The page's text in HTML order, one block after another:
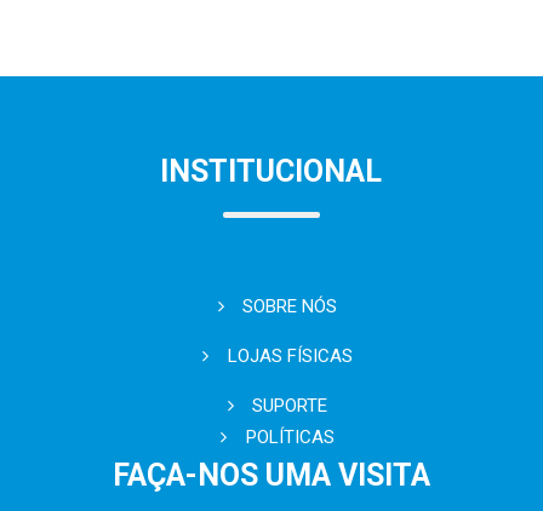
INSTITUCIONAL
SOBRE NÓS
LOJAS FÍSICAS
SUPORTE
POLÍTICAS
FAÇA-NOS UMA VISITA